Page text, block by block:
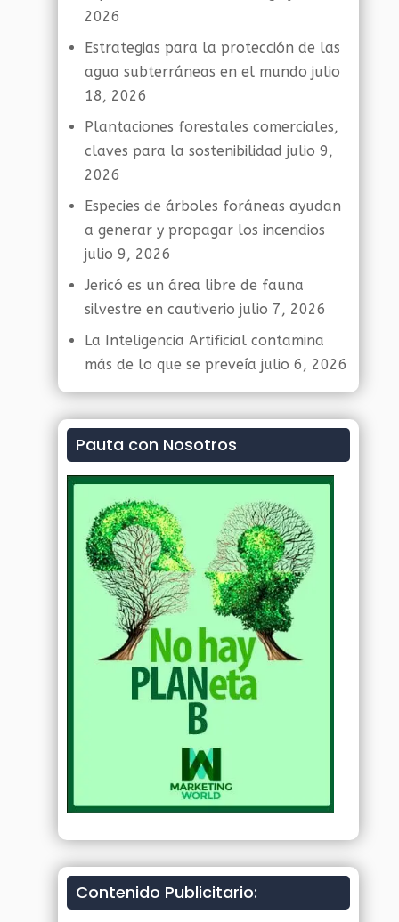
2026
Estrategias para la protección de las
agua subterráneas en el mundo julio
18, 2026
Plantaciones forestales comerciales,
claves para la sostenibilidad julio 9,
2026
Especies de árboles foráneas ayudan
a generar y propagar los incendios
julio 9, 2026
Jericó es un área libre de fauna
silvestre en cautiverio julio 7, 2026
La Inteligencia Artificial contamina
más de lo que se preveía julio 6, 2026
Pauta con Nosotros
Contenido Publicitario: